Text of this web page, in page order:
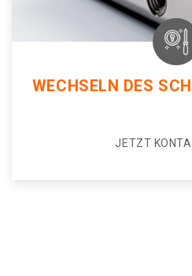
WECHSELN DES
JETZT